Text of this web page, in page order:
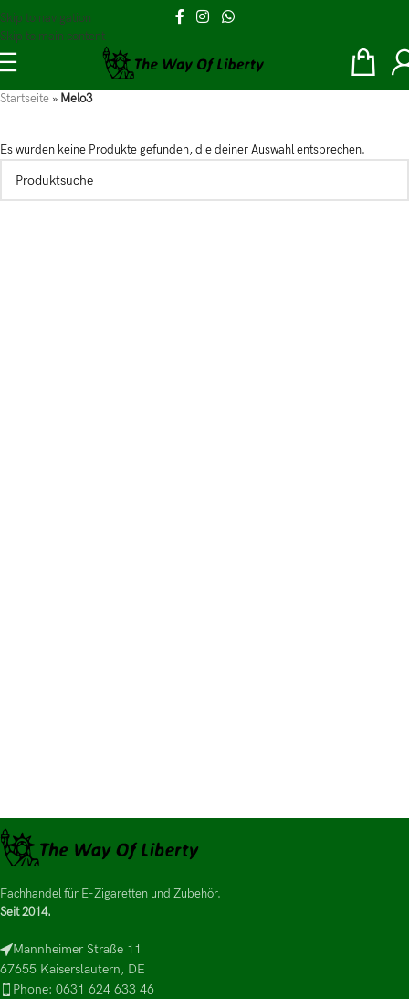
Skip to navigation
Skip to main content
Startseite » Melo3
Es wurden keine Produkte gefunden, die deiner Auswahl entsprechen.
Fachhandel für E-Zigaretten und Zubehör.
Seit 2014.
Mannheimer Straße 11
67655 Kaiserslautern, DE
Phone: 0631 624 633 46